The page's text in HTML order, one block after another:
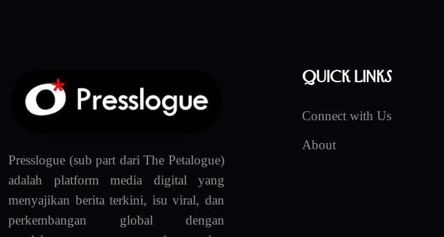
Presslogue (sub part dari The Petalogue)
adalah platform media digital yang
menyajikan berita terkini, isu viral, dan
perkembangan global dengan
Quick Links
Connect with Us
About